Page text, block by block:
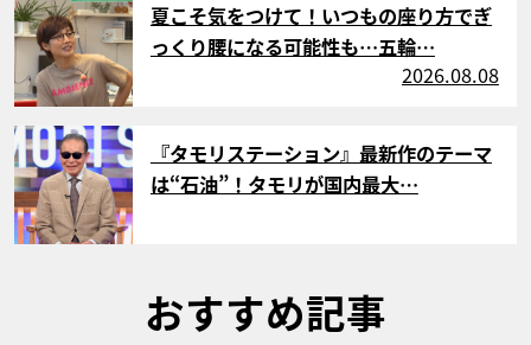
夏こそ気をつけて！いつもの座り方でぎ
っくり腰になる可能性も…五輪…
2026.08.08
サムネイル
『タモリステーション』最新作のテーマ
は“石油”！タモリが国内最大…
おすすめ記事